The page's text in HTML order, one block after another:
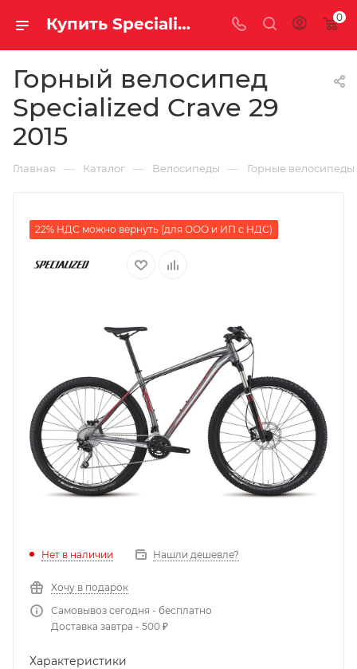
Купить Specialized Crave 29 2015 за рублей, а со скидкой 0
Горный велосипед
Specialized Crave 29
2015
Главная — Каталог — Велосипеды — Горные велосипеды
22% НДС можно вернуть (для ООО и ИП с НДС)
Нет в наличии Нашли дешевле?
Хочу в подарок
Самовывоз сегодня - бесплатно
Доставка завтра - 500 ₽
Характеристики